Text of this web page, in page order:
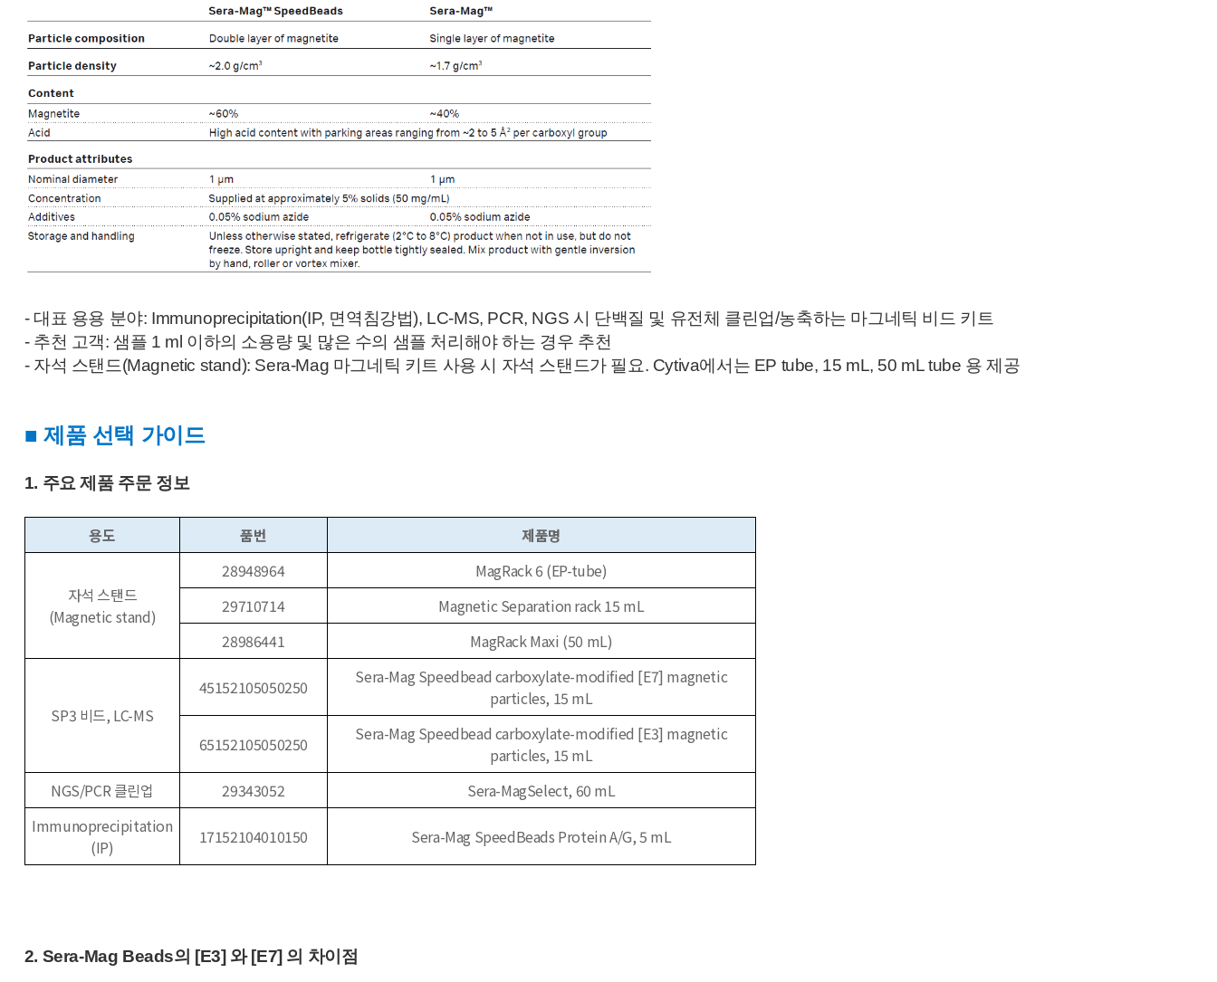
- 대표 용용 분야: Immunoprecipitation(IP, 면역침강법), LC-MS, PCR, NGS 시 단백질 및 유전체 클린업/농축하는 마그네틱 비드 키트
- 추천 고객: 샘플 1 ml 이하의 소용량 및 많은 수의 샘플 처리해야 하는 경우 추천
- 자석 스탠드(Magnetic stand): Sera-Mag 마그네틱 키트 사용 시 자석 스탠드가 필요. Cytiva에서는 EP tube, 15 mL, 50 mL tube 용 제공
■ 제품 선택 가이드
1. 주요 제품 주문 정보
용도 품번 제품명
자석 스탠드
(Magnetic stand)
28948964
MagRack 6 (EP-tube)
29710714
Magnetic Separation rack 15 mL
28986441
MagRack Maxi (50 mL)
SP3 비드, LC-MS
45152105050250
Sera-Mag Speedbead carboxylate-modified [E7] magnetic
particles, 15 mL
65152105050250
Sera-Mag Speedbead carboxylate-modified [E3] magnetic
particles, 15 mL
NGS/PCR 클린업
29343052
Sera-MagSelect, 60 mL
Immunoprecipitation
(IP)
17152104010150 Sera-Mag SpeedBeads Protein A/G, 5 mL
2. Sera-Mag Beads의 [E3] 와 [E7] 의 차이점